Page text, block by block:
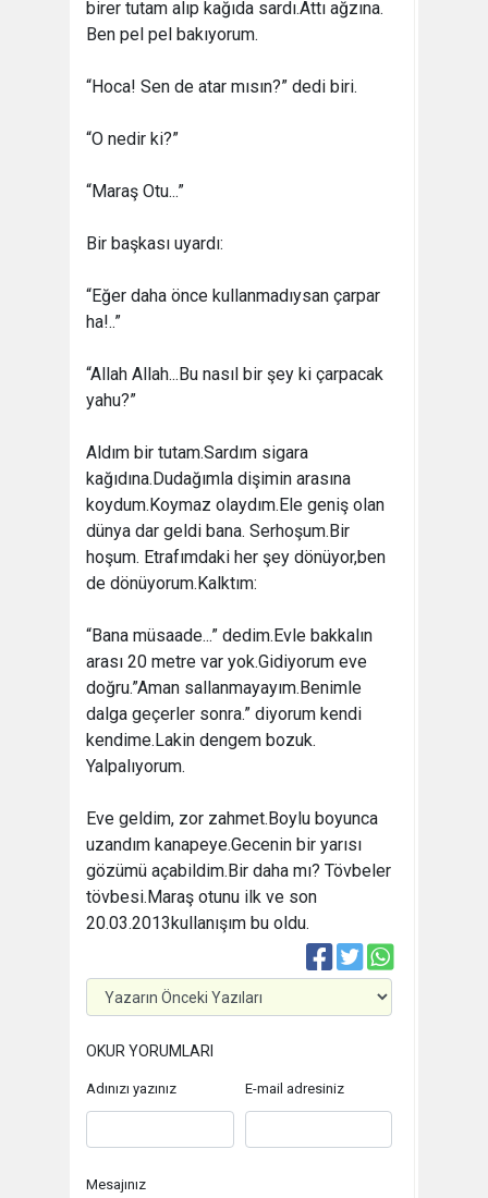
birer tutam alıp kağıda sardı.Attı ağzına.
Ben pel pel bakıyorum.
“Hoca! Sen de atar mısın?” dedi biri.
“O nedir ki?”
“Maraş Otu...”
Bir başkası uyardı:
“Eğer daha önce kullanmadıysan çarpar
ha!..”
“Allah Allah...Bu nasıl bir şey ki çarpacak
yahu?”
Aldım bir tutam.Sardım sigara
kağıdına.Dudağımla dişimin arasına
koydum.Koymaz olaydım.Ele geniş olan
dünya dar geldi bana. Serhoşum.Bir
hoşum. Etrafımdaki her şey dönüyor,ben
de dönüyorum.Kalktım:
“Bana müsaade...” dedim.Evle bakkalın
arası 20 metre var yok.Gidiyorum eve
doğru.”Aman sallanmayayım.Benimle
dalga geçerler sonra.” diyorum kendi
kendime.Lakin dengem bozuk.
Yalpalıyorum.
Eve geldim, zor zahmet.Boylu boyunca
uzandım kanapeye.Gecenin bir yarısı
gözümü açabildim.Bir daha mı? Tövbeler
tövbesi.Maraş otunu ilk ve son
kullanışım bu oldu.
20.03.2013
OKUR YORUMLARI
Adınızı yazınız E-mail adresiniz
Mesajınız